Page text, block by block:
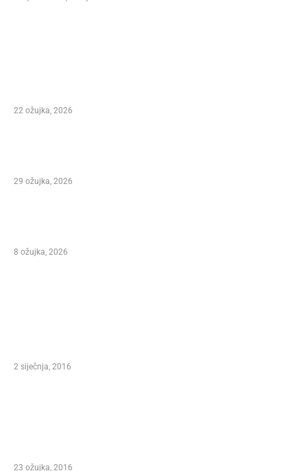
22 ožujka, 2026
29 ožujka, 2026
8 ožujka, 2026
2 siječnja, 2016
23 ožujka, 2016